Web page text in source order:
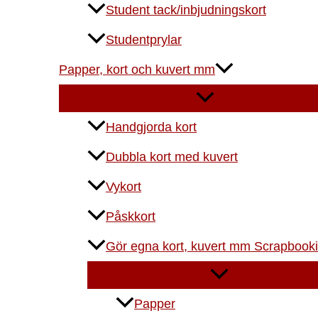
Student tack/inbjudningskort
Studentprylar
Papper, kort och kuvert mm
Handgjorda kort
Dubbla kort med kuvert
Vykort
Påskkort
Gör egna kort, kuvert mm
Papper